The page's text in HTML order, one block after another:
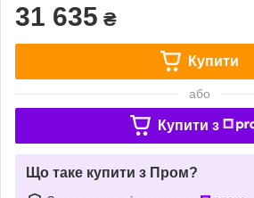
31 635 ₴
Купити
або
Купити з
Що таке купити з Пром?